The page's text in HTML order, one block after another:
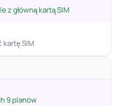
z główną kartą SIM
SIM
9 planów